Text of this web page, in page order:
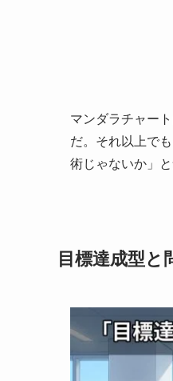
マンダラチャー
だ。それ以上で
術じゃないか」と
目標達成型